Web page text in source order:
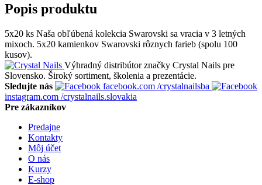
Popis produktu
5x20 ks Naša obľúbená kolekcia Swarovski sa vracia v 3 letných
mixoch. 5x20 kamienkov Swarovski rôznych farieb (spolu 100
kusov).
Výhradný distribútor značky Crystal Nails pre
Slovensko. Široký sortiment, školenia a prezentácie.
Sledujte nás
facebook.com /crystalnailsba
instagram.com /crystalnails.slovakia
Pre zákazníkov
Predajne
Kontakty
Môj účet
O nás
Kurzy
E-shop